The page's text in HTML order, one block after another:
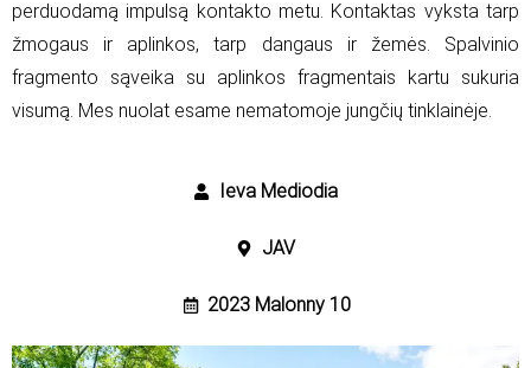
perduodamą impulsą kontakto metu. Kontaktas vyksta tarp
žmogaus ir aplinkos, tarp dangaus ir žemės. Spalvinio
fragmento sąveika su aplinkos fragmentais kartu sukuria
visumą. Mes nuolat esame nematomoje jungčių tinklainėje.
Ieva Mediodia
JAV
2023 Malonny 10